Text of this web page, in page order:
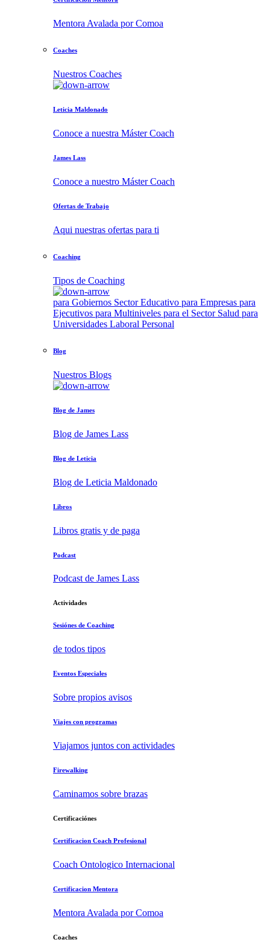
Mentora Avalada por Comoa
Coaches
Nuestros Coaches
Leticia Maldonado
Conoce a nuestra Máster Coach
James Lass
Conoce a nuestro Máster Coach
Ofertas de Trabajo
Aqui nuestras ofertas para ti
Coaching
Tipos de Coaching
para Gobiernos Sector Educativo para Empresas para
Ejecutivos para Multiniveles para el Sector Salud para
Universidades Laboral Personal
Blog
Nuestros Blogs
Blog de James
Blog de James Lass
Blog de Leticia
Blog de Leticia Maldonado
Libros
Libros gratis y de paga
Podcast
Podcast de James Lass
Actividades
Sesiónes de Coaching
de todos tipos
Eventos Especiales
Sobre propios avisos
Viajes con programas
Viajamos juntos con actividades
Firewalking
Caminamos sobre brazas
Certificaciónes
Certificacion Coach Profesional
Coach Ontologico Internacional
Certificacion Mentora
Mentora Avalada por Comoa
Coaches